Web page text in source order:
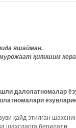
яшайман.
қилишим
далолатномалар
қайд этилган
шахсларга берилади.